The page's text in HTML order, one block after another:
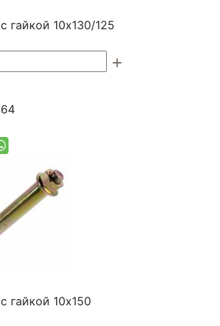
гайкой 10х130/125
гайкой 10х150